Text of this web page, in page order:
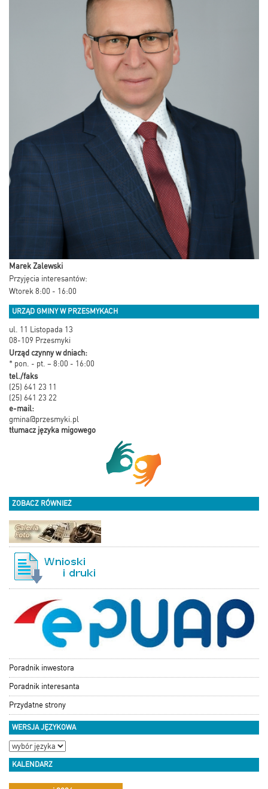
Marek Zalewski
Przyjęcia interesantów:
Wtorek 8:00 - 16:00
URZĄD GMINY W PRZESMYKACH
ul. 11 Listopada 13
08-109 Przesmyki
Urząd czynny w dniach:
* pon. - pt. – 8:00 - 16:00
tel./faks
(25) 641 23 11
(25) 641 23 22
e-mail:
gmina@przesmyki.pl
tłumacz języka migowego
ZOBACZ RÓWNIEŻ
Poradnik inwestora
Poradnik interesanta
Przydatne strony
WERSJA JĘZYKOWA
KALENDARZ